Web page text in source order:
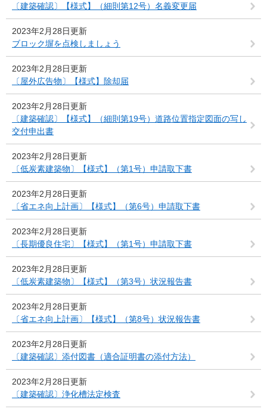
〔建築確認〕【様式】（細則第12号）名義変更届
2023年2月28日更新
ブロック塀を点検しましょう
2023年2月28日更新
〔屋外広告物〕【様式】除却届
2023年2月28日更新
〔建築確認〕【様式】（細則第19号）道路位置指定図面の写し
交付申出書
2023年2月28日更新
〔低炭素建築物〕【様式】（第1号）申請取下書
2023年2月28日更新
〔省エネ向上計画〕【様式】（第6号）申請取下書
2023年2月28日更新
〔長期優良住宅〕【様式】（第1号）申請取下書
2023年2月28日更新
〔低炭素建築物〕【様式】（第3号）状況報告書
2023年2月28日更新
〔省エネ向上計画〕【様式】（第8号）状況報告書
2023年2月28日更新
〔建築確認〕添付図書（適合証明書の添付方法）
2023年2月28日更新
〔建築確認〕浄化槽法定検査